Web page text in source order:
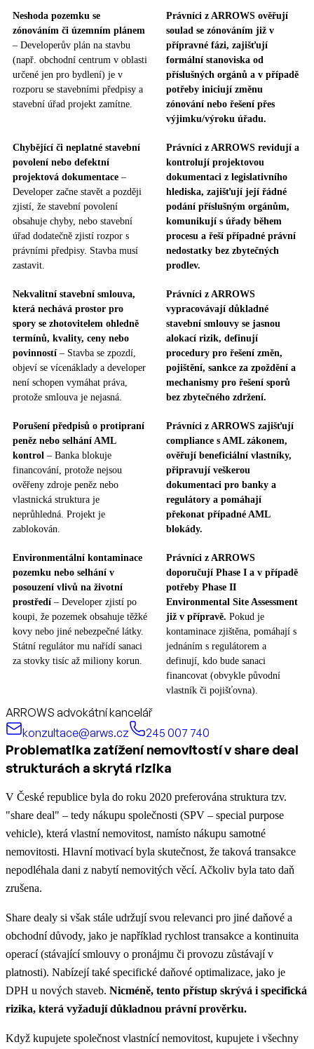
Neshoda pozemku se
zónováním či územním plánem
– Developerův plán na stavbu
(např. obchodní centrum v oblasti
určené jen pro bydlení) je v
rozporu se stavebními předpisy a
stavební úřad projekt zamítne.
Právníci z ARROWS ověřují
soulad se zónováním již v
přípravné fázi, zajišťují
formální stanoviska od
příslušných orgánů a v případě
potřeby iniciují změnu
zónování nebo řešení přes
výjimku/výroku úřadu.
Chybějící či neplatné stavební
povolení nebo defektní
projektová dokumentace –
Developer začne stavět a později
zjistí, že stavební povolení
obsahuje chyby, nebo stavební
úřad dodatečně zjistí rozpor s
právními předpisy. Stavba musí
zastavit.
Právníci z ARROWS revidují a
kontrolují projektovou
dokumentaci z legislativního
hlediska, zajišťují její řádné
podání příslušným orgánům,
komunikují s úřady během
procesu a řeší případné právní
nedostatky bez zbytečných
prodlev.
Nekvalitní stavební smlouva,
která nechává prostor pro
spory se zhotovitelem ohledně
termínů, kvality, ceny nebo
povinností – Stavba se zpozdí,
objeví se vícenáklady a developer
není schopen vymáhat práva,
protože smlouva je nejasná.
Právníci z ARROWS
vypracovávají důkladné
stavební smlouvy se jasnou
alokací rizik, definují
procedury pro řešení změn,
pojištění, sankce za zpoždění a
mechanismy pro řešení sporů
bez zbytečného zdržení.
Porušení předpisů o protipraní
peněz nebo selhání AML
kontrol – Banka blokuje
financování, protože nejsou
ověřeny zdroje peněz nebo
vlastnická struktura je
neprůhledná. Projekt je
zablokován.
Právníci z ARROWS zajišťují
compliance s AML zákonem,
ověřují beneficiální vlastníky,
připravují veškerou
dokumentaci pro banky a
regulátory a pomáhají
překonat případné AML
blokády.
Environmentální kontaminace
pozemku nebo selhání v
posouzení vlivů na životní
prostředí – Developer zjistí po
koupi, že pozemek obsahuje těžké
kovy nebo jiné nebezpečné látky.
Státní regulátor mu nařídí sanaci
za stovky tisíc až miliony korun.
Právníci z ARROWS
doporučují Phase I a v případě
potřeby Phase II
Environmental Site Assessment
již v přípravě. Pokud je
kontaminace zjištěna, pomáhají s
jednáním s regulátorem a
definují, kdo bude sanaci
financovat (obvykle původní
vlastník či pojišťovna).
ARROWS advokátní kancelář
konzultace@arws.cz
245 007 740
Problematika zatížení nemovitostí v share deal
strukturách a skrytá rizika
V České republice byla do roku 2020 preferována struktura tzv.
"share deal" – tedy nákupu společnosti (SPV – special purpose
vehicle), která vlastní nemovitost, namísto nákupu samotné
nemovitosti. Hlavní motivací byla skutečnost, že taková transakce
nepodléhala dani z nabytí nemovitých věcí. Ačkoliv byla tato daň
zrušena.
Share dealy si však stále udržují svou relevanci pro jiné daňové a
obchodní důvody, jako je například rychlost transakce a kontinuita
operací (stávající smlouvy o pronájmu či provozu zůstávají v
platnosti). Nabízejí také specifické daňové optimalizace, jako je
DPH u nových staveb. Nicméně, tento přístup skrývá i specifická
rizika, která vyžadují důkladnou právní prověrku.
Když kupujete společnost vlastnící nemovitost, kupujete i všechny